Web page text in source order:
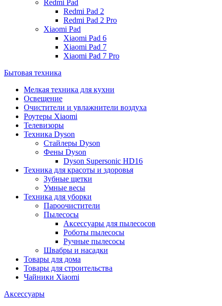
Redmi Pad
Redmi Pad 2
Redmi Pad 2 Pro
Xiaomi Pad
Xiaomi Pad 6
Xiaomi Pad 7
Xiaomi Pad 7 Pro
Бытовая техника
Мелкая техника для кухни
Освещение
Очистители и увлажнители воздуха
Роутеры Xiaomi
Телевизоры
Техника Dyson
Стайлеры Dyson
Фены Dyson
Dyson Supersonic HD16
Техника для красоты и здоровья
Зубные щетки
Умные весы
Техника для уборки
Пароочистители
Пылесосы
Аксессуары для пылесосов
Роботы пылесосы
Ручные пылесосы
Швабры и насадки
Товары для дома
Товары для строительства
Чайники Xiaomi
Аксессуары